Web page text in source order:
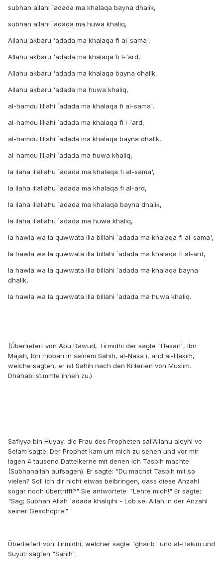
subhan allahi `adada ma khalaqa bayna dhalik,
subhan allahi `adada ma huwa khaliq,
Allahu akbaru 'adada ma khalaqa fi al-sama',
Allahu akbaru 'adada ma khalaqa fi l-'ard,
Allahu akbaru 'adada ma khalaqa bayna dhalik,
Allahu akbaru 'adada ma huwa khaliq,
al-hamdu lillahi `adada ma khalaqa fi al-sama',
al-hamdu lillahi `adada ma khalaqa fi l-'ard,
al-hamdu lillahi `adada ma khalaqa bayna dhalik,
al-hamdu lillahi `adada ma huwa khaliq,
la ilaha illallahu `adada ma khalaqa fi al-sama',
la ilaha illallahu `adada ma khalaqa fi al-ard,
la ilaha illallahu `adada ma khalaqa bayna dhalik,
la ilaha illallahu `adada ma huwa khaliq,
la hawla wa la quwwata illa billahi `adada ma khalaqa fi al-sama',
la hawla wa la quwwata illa billahi `adada ma khalaqa fi al-ard,
la hawla wa la quwwata illa billahi `adada ma khalaqa bayna
dhalik,
la hawla wa la quwwata illa billahi `adada ma huwa khaliq.
(Überliefert von Abu Dawud, Tirmidhi der sagte "Hasan", Ibn
Majah, Ibn Hibban in seinem Sahih, al-Nasa'i, and al-Hakim,
welche sagten, er ist Sahih nach den Kriterien von Muslim.
Dhahabi stimmte ihnen zu.)
Safiyya bin Huyay, die Frau des Propheten sallAllahu aleyhi ve
Selam sagte: Der Prophet kam um mich zu sehen und vor mir
lagen 4 tausend Dattelkerne mit denen ich Tasbih machte.
(Subhanallah aufsagen). Er sagte: "Du machst Tasbih mit so
vielen? Soll ich dir nicht etwas beibringen, dass diese Anzahl
sogar noch übertrifft?" Sie antwortete: "Lehre mich!" Er sagte:
"Sag; Subhan Allah `adada khalqihi - Lob sei Allah in der Anzahl
seiner Geschöpfe."
Überliefert von Tirmidhi, welcher sagte "gharib" und al-Hakim und
Suyuti sagten "Sahih".